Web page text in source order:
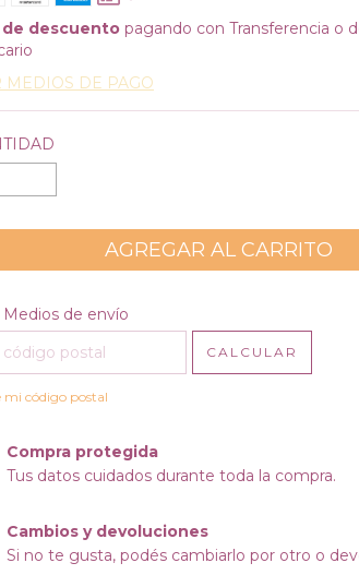
de descuento pagando con Transferencia o
MEDIOS DE PAGO
para el CP:
Medios de envío
CALCULAR
mi código postal
Compra protegida
Tus datos cuidados durante toda la compra.
Cambios y devoluciones
Si no te gusta, podés cambiarlo por otro o